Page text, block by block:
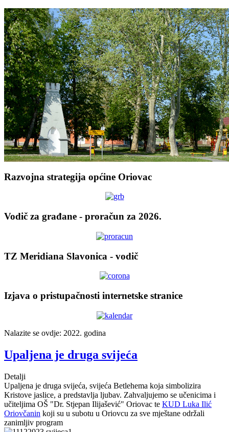
Razvojna strategija općine Oriovac
Vodič za građane - proračun za 2026.
TZ Meridiana Slavonica - vodič
Izjava o pristupačnosti internetske stranice
Nalazite se ovdje: 2022. godina
Upaljena je druga svijeća
Detalji
Upaljena je druga svijeća, svijeća Betlehema koja simbolizira
Kristove jaslice, a predstavlja ljubav. Zahvaljujemo se učenicima i
učiteljima OŠ "Dr. Stjepan Ilijašević" Oriovac te KUD Luka Ilić
Oriovčanin koji su u subotu u Oriovcu za sve mještane održali
zanimljiv program